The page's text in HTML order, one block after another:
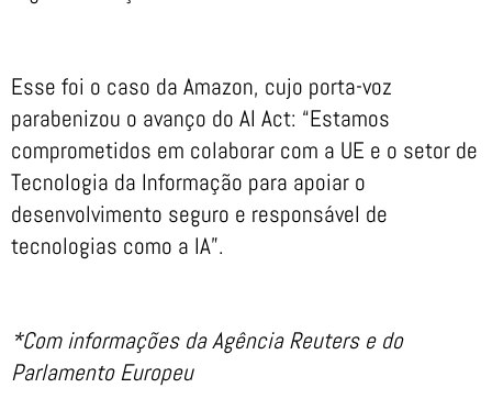
Esse foi o caso da Amazon, cujo porta-voz
parabenizou o avanço do AI Act: “Estamos
comprometidos em colaborar com a UE e o setor de
Tecnologia da Informação para apoiar o
desenvolvimento seguro e responsável de
tecnologias como a IA”.
*Com informações da Agência Reuters e do
Parlamento Europeu